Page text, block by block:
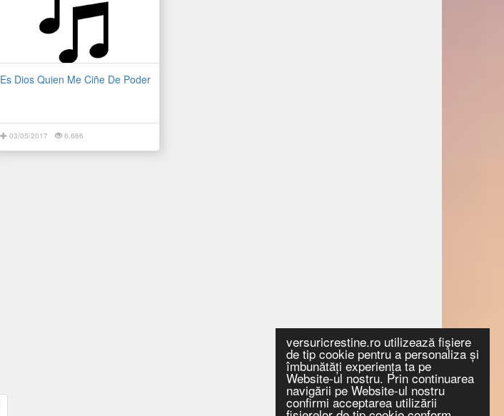
versuricrestine.ro utilizează fişiere
de tip cookie pentru a personaliza și
îmbunătăți experiența ta pe
Website-ul nostru. Prin continuarea
navigării pe Website-ul nostru
confirmi acceptarea utilizării
Es Dios Quien Me Ciñe De Poder
03/05/2017 6.666